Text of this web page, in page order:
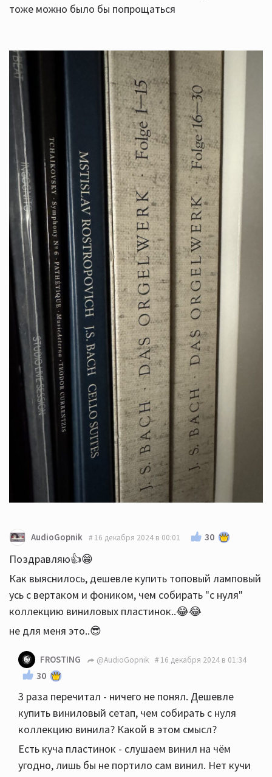
тоже можно было бы попрощаться
AudioGopnik 16 декабря 2024 в 00:01 30
Поздравляю👍😁
Как выяснилось, дешевле купить топовый ламповый
усь с вертаком и фоником, чем собирать "с нуля"
коллекцию виниловых пластинок..😂😂
не для меня это..😎
FROSTING @AudioGopnik 16 декабря 2024 в 01:34
30
3 раза перечитал - ничего не понял. Дешевле
купить виниловый сетап, чем собирать с нуля
коллекцию винила? Какой в этом смысл?
Есть куча пластинок - слушаем винил на чём
угодно, лишь бы не портило сам винил. Нет кучи